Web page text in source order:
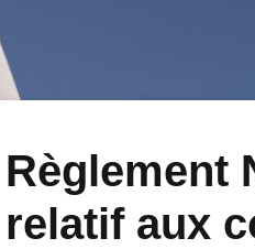
Règlement
relatif aux